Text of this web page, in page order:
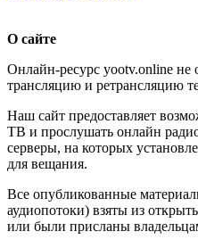
О сайте
Онлайн-ресурс yootv.online не
трансляцию и ретрансляцию
Наш сайт предоставляет
ТВ и прослушать онлайн
серверы, на которых
для вещания.
Все опубликованные
аудиопотоки) взяты из
или были присланы